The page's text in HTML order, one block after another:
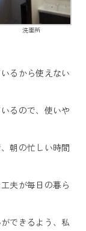
洗面所
るから使えない
るので、使いや
朝の忙しい時間
夫が毎日の暮ら
できるよう、私